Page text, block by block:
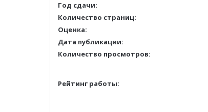
Год сдачи:
Количество страниц:
Оценка:
Дата публикации:
Количество просмотров:
Рейтинг работы: